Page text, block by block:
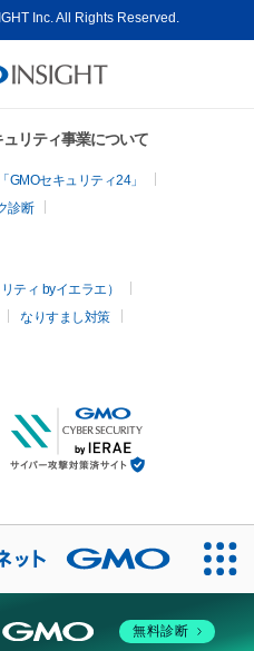
Inc. All Rights Reserved.
リティ事業について
セキュリティ24」
診断
ティ byイエラエ）
なりすまし対策
無料診断